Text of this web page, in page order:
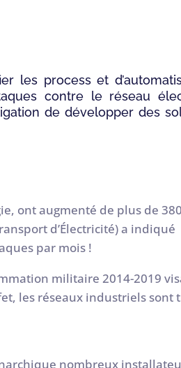
les process et
contre le réseau
de développer des
ont augmenté de plus de
d’Électricité) a indiqué
par mois !
militaire 2014-2019
les réseaux industriels sont
nombreux